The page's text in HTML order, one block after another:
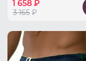
1 658 ₽
3 165 ₽